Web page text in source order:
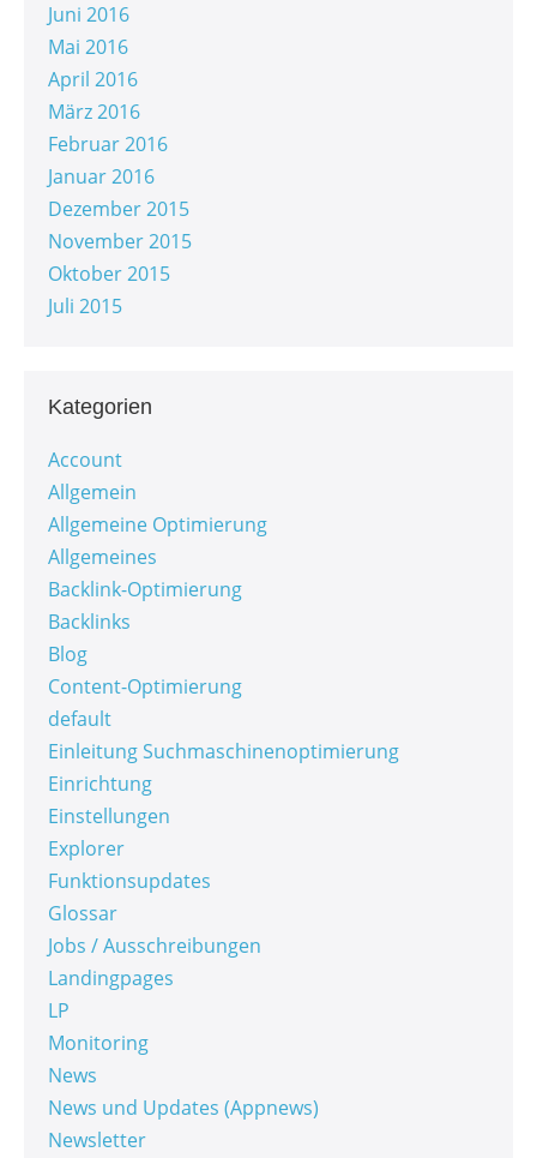
Juni 2016
Mai 2016
April 2016
März 2016
Februar 2016
Januar 2016
Dezember 2015
November 2015
Oktober 2015
Juli 2015
Kategorien
Account
Allgemein
Allgemeine Optimierung
Allgemeines
Backlink-Optimierung
Backlinks
Blog
Content-Optimierung
default
Einleitung Suchmaschinenoptimierung
Einrichtung
Einstellungen
Explorer
Funktionsupdates
Glossar
Jobs / Ausschreibungen
Landingpages
LP
Monitoring
News
News und Updates (Appnews)
Newsletter